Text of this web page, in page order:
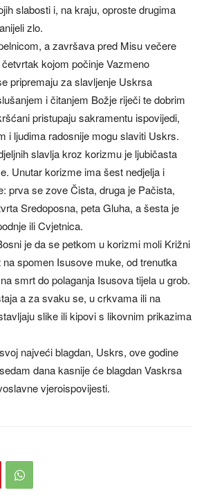
slabosti i, na kraju, oproste drugima
zlo.
a završava pred Misu večere
kojom počinje Vazmeno
pripremaju za slavljenje Uskrsa
i čitanjem Božje riječi te dobrim
pristupaju sakramentu ispovijedi,
i ljudima radosnije mogu slaviti Uskrs.
slavlja kroz korizmu je ljubičasta
Unutar korizme ima šest nedjelja i
prva se zove Čista, druga je Pačista,
Sredoposna, peta Gluha, a šesta je
ili Cvjetnica.
je da se petkom u korizmi moli Križni
na spomen Isusove muke, od trenutka
smrt do polaganja Isusova tijela u grob.
a za svaku se, u crkvama ili na
slike ili kipovi s likovnim prikazima
najveći blagdan, Uskrs, ove godine
dana kasnije će blagdan Vaskrsa
vjeroispovijesti.